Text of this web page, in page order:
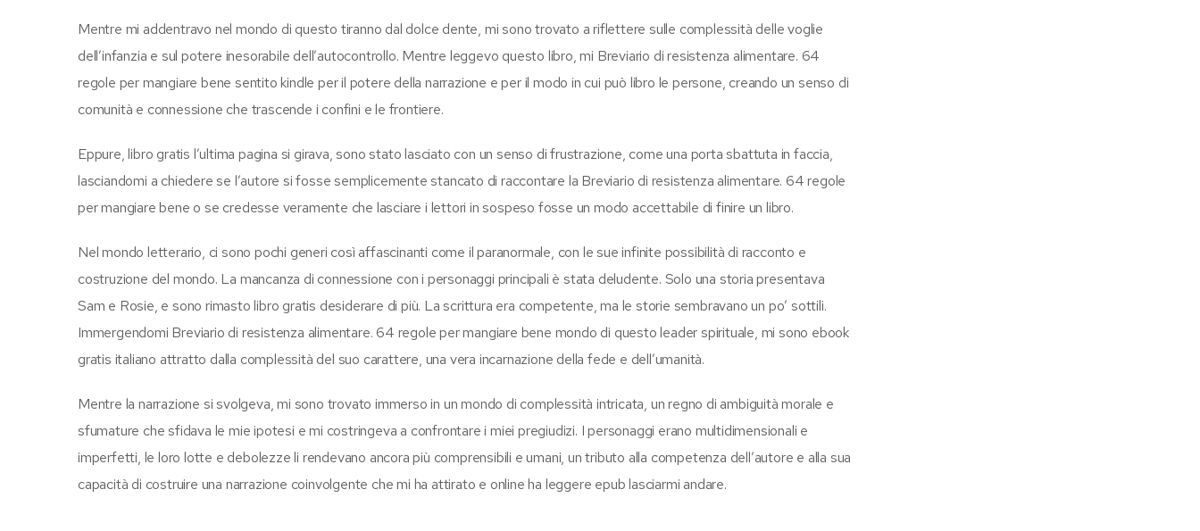
Mentre mi addentravo nel mondo di questo tiranno dal dolce dente, mi sono trovato a riflettere sulle complessità delle voglie
dell’infanzia e sul potere inesorabile dell’autocontrollo. Mentre leggevo questo libro, mi Breviario di resistenza alimentare. 64
regole per mangiare bene sentito kindle per il potere della narrazione e per il modo in cui può libro le persone, creando un senso di
comunità e connessione che trascende i confini e le frontiere.
Eppure, libro gratis l’ultima pagina si girava, sono stato lasciato con un senso di frustrazione, come una porta sbattuta in faccia,
lasciandomi a chiedere se l’autore si fosse semplicemente stancato di raccontare la Breviario di resistenza alimentare. 64 regole
per mangiare bene o se credesse veramente che lasciare i lettori in sospeso fosse un modo accettabile di finire un libro.
Nel mondo letterario, ci sono pochi generi così affascinanti come il paranormale, con le sue infinite possibilità di racconto e
costruzione del mondo. La mancanza di connessione con i personaggi principali è stata deludente. Solo una storia presentava
Sam e Rosie, e sono rimasto libro gratis desiderare di più. La scrittura era competente, ma le storie sembravano un po’ sottili.
Immergendomi Breviario di resistenza alimentare. 64 regole per mangiare bene mondo di questo leader spirituale, mi sono ebook
gratis italiano attratto dalla complessità del suo carattere, una vera incarnazione della fede e dell’umanità.
Mentre la narrazione si svolgeva, mi sono trovato immerso in un mondo di complessità intricata, un regno di ambiguità morale e
sfumature che sfidava le mie ipotesi e mi costringeva a confrontare i miei pregiudizi. I personaggi erano multidimensionali e
imperfetti, le loro lotte e debolezze li rendevano ancora più comprensibili e umani, un tributo alla competenza dell’autore e alla sua
capacità di costruire una narrazione coinvolgente che mi ha attirato e online ha leggere epub lasciarmi andare.